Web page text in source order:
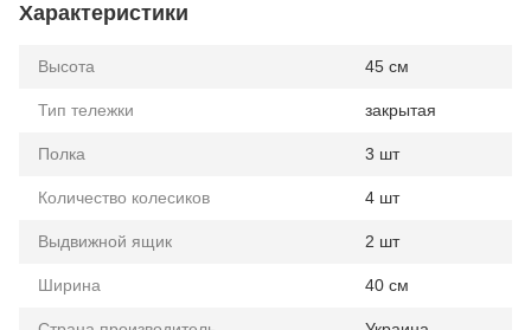
Характеристики
Высота 45 см
Тип тележки закрытая
Полка 3 шт
Количество колесиков 4 шт
Выдвижной ящик 2 шт
Ширина 40 см